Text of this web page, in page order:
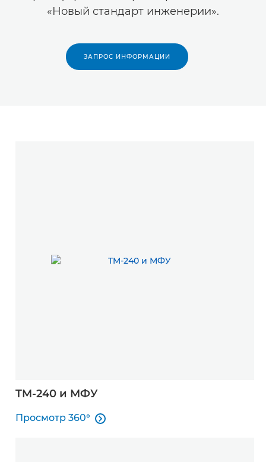
«Новый стандарт инженерии».
ЗАПРОС ИНФОРМАЦИИ
TM-240 и МФУ
Просмотр 360°
Просмотр 360°
